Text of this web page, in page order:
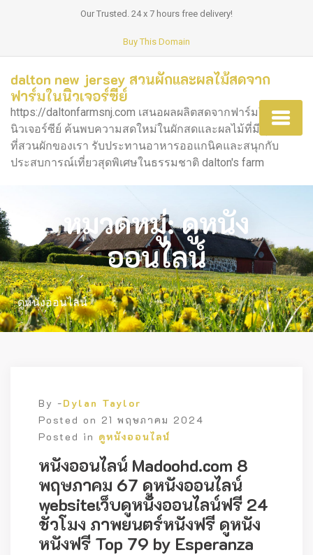
Our Trusted. 24 x 7 hours free delivery!
Buy This Domain
dalton new jersey สวนผักและผลไม้สดจาก
ฟาร์มในนิวเจอร์ซีย์
https://daltonfarmsnj.com เสนอผลผลิตสดจากฟาร์มใน
นิวเจอร์ซีย์ ค้นพบความสดใหม่ในผักสดและผลไม้ที่มีคุณภาพ
ที่สวนผักของเรา รับประทานอาหารออแกนิคและสนุกกับ
ประสบการณ์เที่ยวสุดพิเศษในธรรมชาติ dalton's farm
หมวดหมู่:ดูหนัง
ออนไลน์
ดูหนังออนไลน์
By -Dylan Taylor
Posted on 21 พฤษภาคม 2024
Posted in ดูหนังออนไลน์
หนังออนไลน์ Madoohd.com 8
พฤษภาคม 67 ดูหนังออนไลน์
websiteเว็บดูหนังออนไลน์ฟรี 24
ชั่วโมง ภาพยนตร์หนังฟรี ดูหนัง
หนังฟรี Top 79 by Esperanza